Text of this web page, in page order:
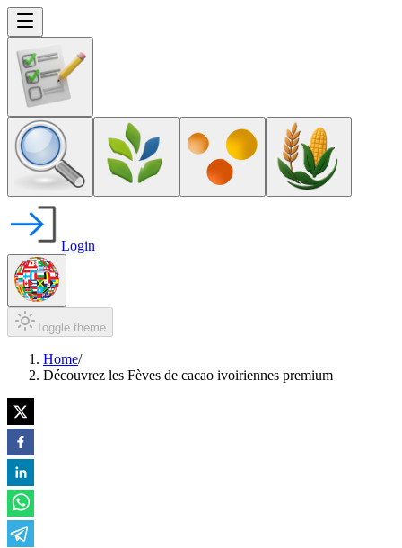
Login
Toggle theme
Home/
Découvrez les Fèves de cacao ivoiriennes premium